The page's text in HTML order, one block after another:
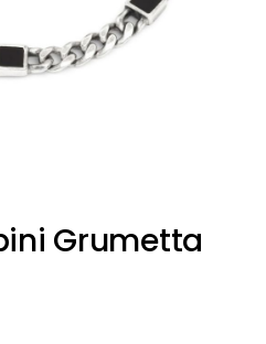
Grumetta